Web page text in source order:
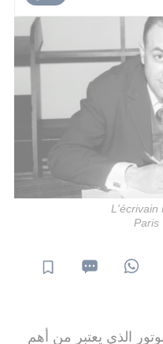
L'écrivain
Paris
الذي يعتبر من أهم